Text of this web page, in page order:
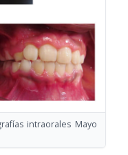
intraorales Mayo